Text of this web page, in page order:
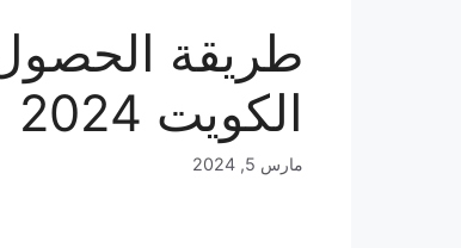
طريقة
الكويت 2024
مارس 5, 2024